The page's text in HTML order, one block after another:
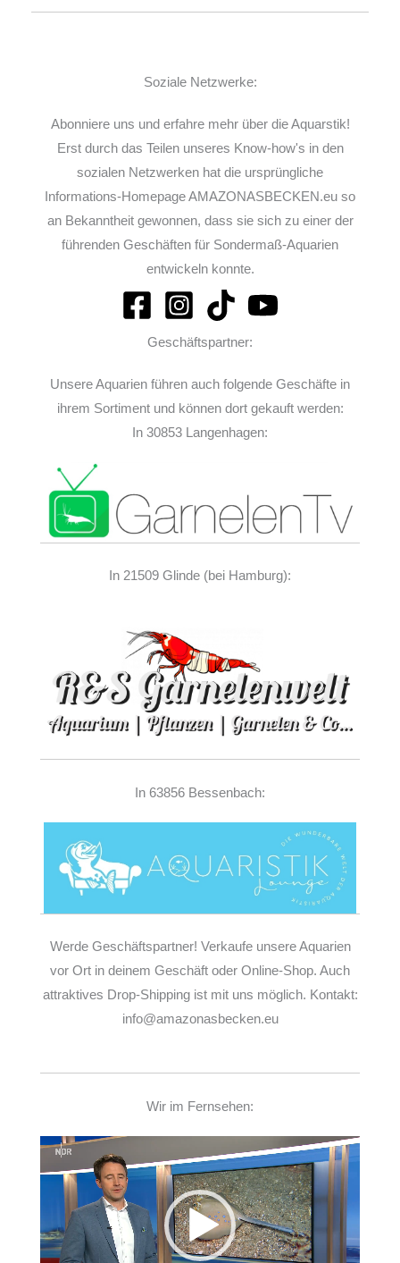
Soziale Netzwerke:
Abonniere uns und erfahre mehr über die Aquarstik!
Erst durch das Teilen unseres Know-how's in den
sozialen Netzwerken hat die ursprüngliche
Informations-Homepage AMAZONASBECKEN.eu so
an Bekanntheit gewonnen, dass sie sich zu einer der
führenden Geschäften für Sondermaß-Aquarien
entwickeln konnte.
Geschäftspartner:
Unsere Aquarien führen auch folgende Geschäfte in
ihrem Sortiment und können dort gekauft werden:
In 30853 Langenhagen:
In 21509 Glinde (bei Hamburg):
In 63856 Bessenbach:
Werde Geschäftspartner! Verkaufe unsere Aquarien
vor Ort in deinem Geschäft oder Online-Shop. Auch
attraktives Drop-Shipping ist mit uns möglich. Kontakt:
info@amazonasbecken.eu
Wir im Fernsehen:
Player